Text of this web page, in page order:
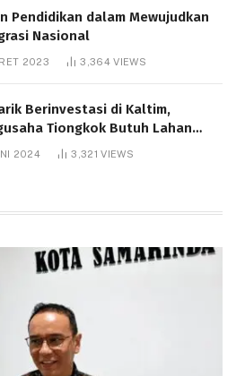
Pendidikan dalam Mewujudkan
Nasional
2023 3,364VIEWS
Berinvestasi di Kaltim,
Tiongkok Butuh Lahan
Hektare
2024 3,321VIEWS